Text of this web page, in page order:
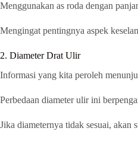
Menggunakan as roda dengan
Mengingat pentingnya aspek
2. Diameter Drat Ulir
Informasi yang kita peroleh
Perbedaan diameter ulir ini
Jika diameternya tidak sesuai, akan